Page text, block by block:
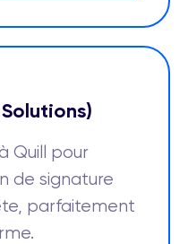
Quill pour
de signature
parfaitement